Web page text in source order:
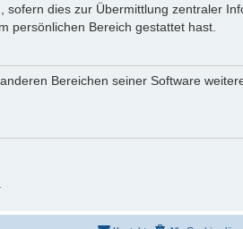
dies zur Übermittlung zentraler
persönlichen Bereich gestattet hast.
Bereichen seiner Software